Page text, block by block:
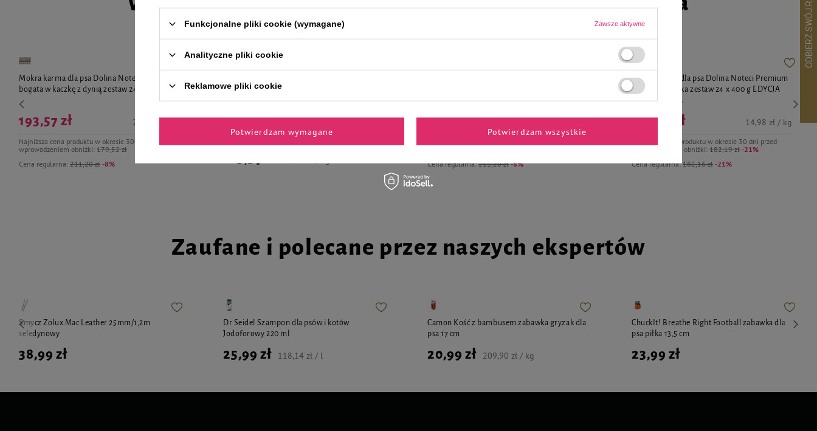
Mokra karma dla psa Dolina Noteci Premium
bogata w kaczkę z dynią zestaw 24 x 400 g
Cena regularna: 211,20 zł -8%
193,57 zł
Najniższa cena produktu w okresie 30 dni przed
wprowadzeniem obniżki: 179,52 zł
20,16 zł / kg
bogata w dorsza z brokułami zestaw 12 x 400 g
Cena regularna:211,20 zł -8%
193,57 zł
Mokra karma dla psa Dolina Noteci Premium
bogata w indyka zestaw 24 x 400 g EDYCJA
LIMITOWANA
Cena regularna:182,16 zł -21%
143,76 zł
Najniższa cena produktu w okresie 30 dni przed
wprowadzeniem obniżki: 182,19 zł -21%
14,98 zł / kg
Zaufane i polecane przez naszych ekspertów
Smycz Zolux Mac Leather 25mm/1,2m
seledynowy
38,99 zł
Dr Seidel Szampon dla psów i kotów
Jodoforowy 220 ml
25,99 zł 118,14 zł / l
Camon Kość z bambusem zabawka gryzak dla
psa 17 cm
20,99 zł 209,90 zł / kg
ChuckIt! Breathe Right Football zabawka dla
psa piłka 13,5 cm
23,99 zł
Funkcjonalne pliki cookie (wymagane) Zawsze aktywne
Analityczne pliki cookie
Reklamowe pliki cookie
Potwierdzam wymagane Potwierdzam wszystkie